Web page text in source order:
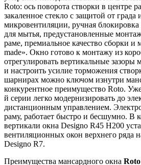
Roto: ось поворота створки в центре
закаленное стекло с защитой от града
микровентиляции, ручная
для мытья, предустановленные
раме, премиальное качество сборки и
made». Окно готово к монтажу из
отрегулировать вертикальные
и настроить усилие торможения
шарнирах можно ключом изнутри
конкурентное преимущество Roto.
й серии легко модернизировать до
дистанционным управлением.
раму, работает быстро и бесшумно. В
вертикали окна Designo R45 H200
вентиляционных окон верхнего ряда
Designo R7.
Преимущества мансардного окна